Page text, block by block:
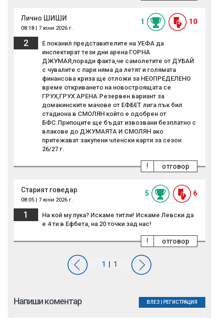
Лично ШИШИ
08:18 | 7 юни 2026 г.
1 10
2
Е поканил представителите на УЕФА да
инспектират тези дни арена ГОРНА
ДЖУМАЯ,поради факта,че самолетите от ДУБАЙ
с чувалите с пари няма да летят и голямата
финансова криза ще отложи за НЕОПРЕДЕЛЕНО
време откриването на новостроящата се
ГРУХ,ГРУХ АРЕНА.Резервен вариант за
домакинските мачове от ЕФБЕТ лига пък бил
стадиона в СМОЛЯН който е одобрен от
БФС.Припоците ще бъдат извозвани безплатно с
влакове до ДЖУМАЯТА И СМОЛЯН ако
притежават закупени членски карти за сезон
26/27 г.
отговор
!
Старият говедар
08:05 | 7 юни 2026 г.
5 6
1
На кой му пука? Искаме титли! Искаме Левски да
е 4 ти в Ефбета, на 20 точки зад нас!
отговор
!
Напиши коментар ВЛЕЗ РЕГИСТРАЦИЯ